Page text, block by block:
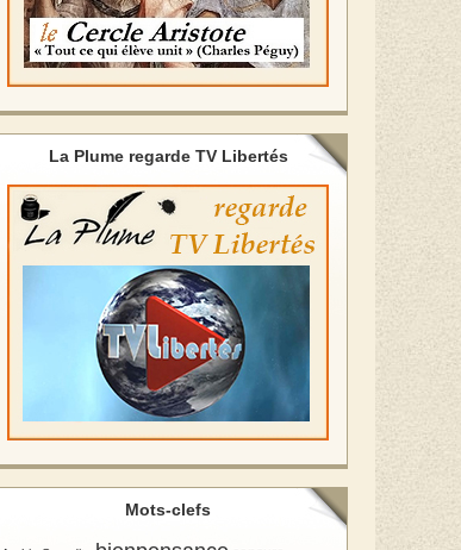
La Plume regarde TV Libertés
Mots-clefs